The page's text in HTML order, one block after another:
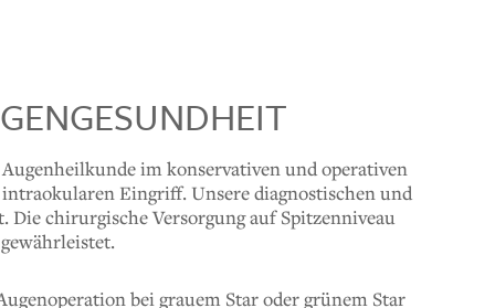
im konservativen und operativen
Eingriff. Unsere diagnostischen und
chirurgische Versorgung auf Spitzenniveau
bei grauem Star oder grünem Star